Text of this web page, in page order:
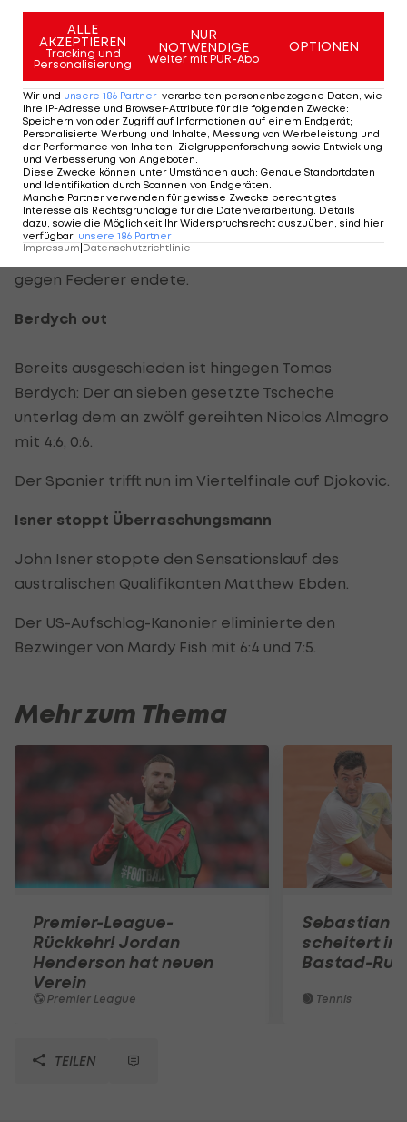
Weltranglisten-Erste gegen den Spanier Pablo
Andujar aber schließlich doch klar mit 6:0, 6:7 (5), 6:1
durch.
"Ich werde besser, je länger das Turnier dauert. Ich
denke, im ersten und dritten Satz war ich schon
so gut wie im Vorjahr", meinte der
Weltranglistenerste aus Serbien. Vor einem Jahr
war Djokovic in Indian Wells auf dem Weg zu seiner
41:0 Siegesserie, die erst bei den
gegen Federer endete.
Berdych out
Bereits ausgeschieden ist hingegen Tomas
Berdych: Der an sieben gesetzte Tscheche
unterlag dem an zwölf gereihten Nicolas Almagro
mit 4:6, 0:6.
Der Spanier trifft nun im Viertelfinale auf Djokovic.
Isner stoppt Überraschungsmann
John Isner stoppte den Sensationslauf des
australischen Qualifikanten Matthew Ebden.
Der US-Aufschlag-Kanonier eliminierte den
Bezwinger von Mardy Fish mit 6:4 und 7:5.
Mehr zum Thema
Premier-League-
Rückkehr! Jordan
Henderson hat neuen
Verein
Premier League
Sebastian
scheitert in
Bastad-
Tennis
TEILEN
ALLE
AKZEPTIEREN
Tracking und
Personalisierung
NUR
NOTWENDIGE
Weiter mit PUR-Abo
OPTIONEN
Wir und unsere 186 Partner verarbeiten personenbezogene Daten, wie
Ihre IP-Adresse und Browser-Attribute für die folgenden Zwecke:
Speichern von oder Zugriff auf Informationen auf einem Endgerät;
Personalisierte Werbung und Inhalte, Messung von Werbeleistung und
der Performance von Inhalten, Zielgruppenforschung sowie Entwicklung
und Verbesserung von Angeboten
Diese Zwecke können unter Umständen auch: Genaue Standortdaten
und Identifikation durch Scannen von Endgeräten
Manche Partner verwenden für gewisse Zwecke berechtigtes
Interesse als Rechtsgrundlage für die Datenverarbeitung. Details
dazu, sowie die Möglichkeit Ihr Widerspruchsrecht auszuüben, sind hier
verfügbar: unsere 186 Partner
Impressum|Datenschutzrichtlinie